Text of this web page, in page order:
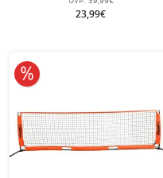
23,99€
10% reduziert